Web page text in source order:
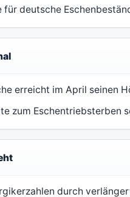
für deutsche
erreicht im April seinen
zum Eschentriebsterben
durch